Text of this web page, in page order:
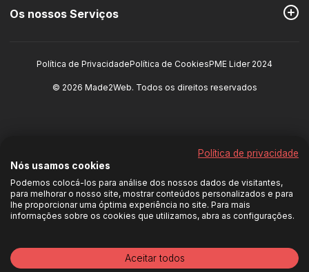
Os nossos Serviços
© 2026 Made2Web. Todos os direitos reservados
Política de PrivacidadePolítica de CookiesPME Lider 2024
ESTIMATIVA
Política de privacidade
Nós usamos cookies
Podemos colocá-los para análise dos nossos dados de visitantes,
para melhorar o nosso site, mostrar conteúdos personalizados e para
lhe proporcionar uma óptima experiência no site. Para mais
informações sobre os cookies que utilizamos, abra as configurações.
Aceitar todos